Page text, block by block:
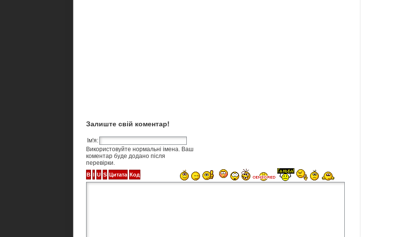
Залиште свій коментар!
Ім'я:
Використовуйте нормальні імена. Ваш
коментар буде додано після
перевірки.